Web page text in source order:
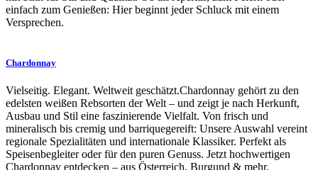
einfach zum Genießen: Hier beginnt jeder Schluck mit einem
Versprechen.
Chardonnay
Vielseitig. Elegant. Weltweit geschätzt.Chardonnay gehört zu den
edelsten weißen Rebsorten der Welt – und zeigt je nach Herkunft,
Ausbau und Stil eine faszinierende Vielfalt. Von frisch und
mineralisch bis cremig und barriquegereift: Unsere Auswahl vereint
regionale Spezialitäten und internationale Klassiker. Perfekt als
Speisenbegleiter oder für den puren Genuss. Jetzt hochwertigen
Chardonnay entdecken – aus Österreich, Burgund & mehr.